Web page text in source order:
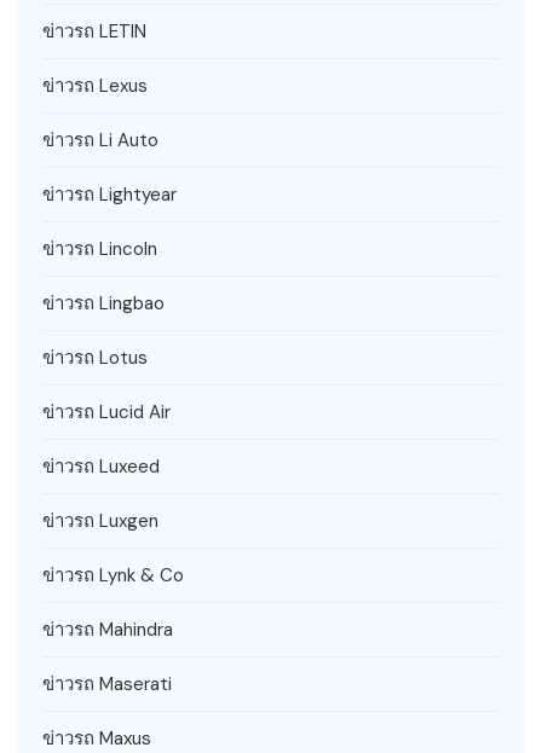
ข่าวรถ LETIN
ข่าวรถ Lexus
ข่าวรถ Li Auto
ข่าวรถ Lightyear
ข่าวรถ Lincoln
ข่าวรถ Lingbao
ข่าวรถ Lotus
ข่าวรถ Lucid Air
ข่าวรถ Luxeed
ข่าวรถ Luxgen
ข่าวรถ Lynk & Co
ข่าวรถ Mahindra
ข่าวรถ Maserati
ข่าวรถ Maxus